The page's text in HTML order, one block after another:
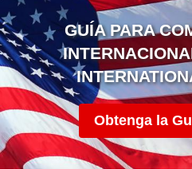
GUÍA PARA
Obtenga la